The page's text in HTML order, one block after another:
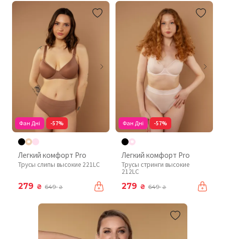
Фан Дні -57%
Легкий комфорт Pro
Трусы слипы высокие 221LC
279 ₴ 649₴
Фан Дні -57%
Легкий комфорт Pro
Трусы стринги высокие
212LC
279 ₴ 649₴